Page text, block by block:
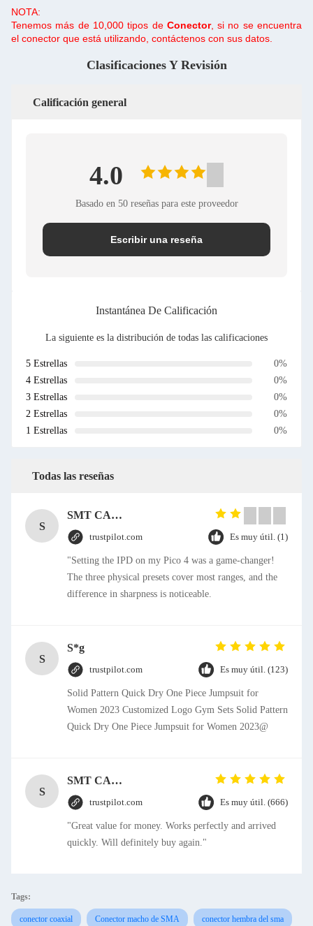
NOTA:
Tenemos más de 10,000 tipos de Conector, si no se encuentra
el conector que está utilizando, contáctenos con sus datos.
Clasificaciones Y Revisión
Calificación general
4.0
Basado en 50 reseñas para este proveedor
Escribir una reseña
Instantánea De Calificación
La siguiente es la distribución de todas las calificaciones
5 Estrellas
0%
4 Estrellas
0%
3 Estrellas
0%
2 Estrellas
0%
1 Estrellas
0%
Todas las reseñas
S
SMT CAP Type Box Header Connector 1.27mm Pitch Gold Flash Contact Plating
trustpilot.com Es muy útil. (1)
"Setting the IPD on my Pico 4 was a game-changer!
The three physical presets cover most ranges, and the
difference in sharpness is noticeable.
S
S*g
trustpilot.com Es muy útil. (123)
Solid Pattern Quick Dry One Piece Jumpsuit for
Women 2023 Customized Logo Gym Sets Solid Pattern
Quick Dry One Piece Jumpsuit for Women 2023@
S
SMT CAP Type Box Header Connector 1.27mm Pitch Gold Flash Contact Plating
trustpilot.com Es muy útil. (666)
"Great value for money. Works perfectly and arrived
quickly. Will definitely buy again."
Tags:
conector coaxial Conector macho de SMA conector hembra del sma